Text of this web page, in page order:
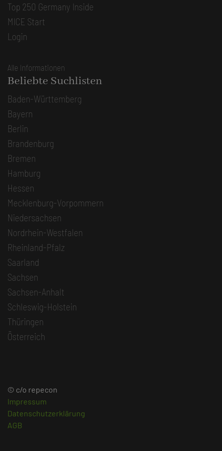
Top 250 Germany Inside
MICE Start
Login
Alle Informationen
Beliebte Suchlisten
Baden-Württemberg
Bayern
Berlin
Brandenburg
Bremen
Hamburg
Hessen
Mecklenburg-Vorpommern
Niedersachsen
Nordrhein-Westfalen
Rheinland-Pfalz
Saarland
Sachsen
Sachsen-Anhalt
Schleswig-Holstein
Thüringen
Österreich
© c/o repecon
Impressum
Datenschutzerklärung
AGB